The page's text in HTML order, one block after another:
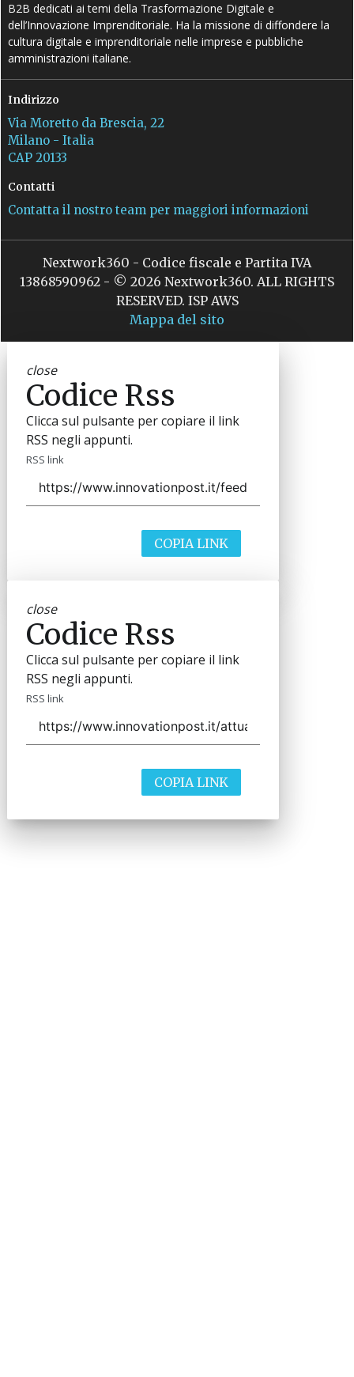
B2B dedicati ai temi della Trasformazione Digitale e
dell’Innovazione Imprenditoriale. Ha la missione di diffondere la
cultura digitale e imprenditoriale nelle imprese e pubbliche
amministrazioni italiane.
Indirizzo
Via Moretto da Brescia, 22
Milano - Italia
CAP 20133
Contatti
Contatta il nostro team per maggiori informazioni
Nextwork360 - Codice fiscale e Partita IVA
13868590962 - © 2026 Nextwork360. ALL RIGHTS
RESERVED. ISP AWS
Mappa del sito
close
Codice Rss
Clicca sul pulsante per copiare il link
RSS negli appunti.
RSS link
COPIA LINK
close
Codice Rss
Clicca sul pulsante per copiare il link
RSS negli appunti.
RSS link
COPIA LINK